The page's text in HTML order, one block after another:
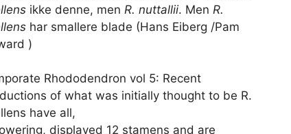
ikke denne, men R. nuttallii. Men R.
har smallere blade (Hans Eiberg /Pam
)
Rhododendron vol 5: Recent
of what was initially thought to be R.
have all,
displayed 12 stamens and are